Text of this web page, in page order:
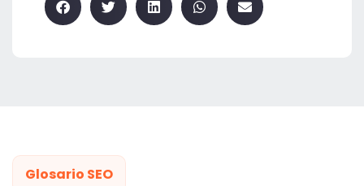
Glosario SEO